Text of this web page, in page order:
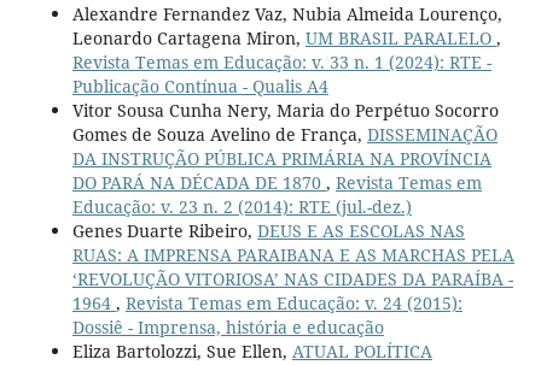
Alexandre Fernandez Vaz, Nubia Almeida Lourenço,
Leonardo Cartagena Miron, UM BRASIL PARALELO ,
Revista Temas em Educação: v. 33 n. 1 (2024): RTE -
Publicação Contínua - Qualis A4
Vitor Sousa Cunha Nery, Maria do Perpétuo Socorro
Gomes de Souza Avelino de França, DISSEMINAÇÃO
DA INSTRUÇÃO PÚBLICA PRIMÁRIA NA PROVÍNCIA
DO PARÁ NA DÉCADA DE 1870 , Revista Temas em
Educação: v. 23 n. 2 (2014): RTE (jul.-dez.)
Genes Duarte Ribeiro, DEUS E AS ESCOLAS NAS
RUAS: A IMPRENSA PARAIBANA E AS MARCHAS PELA
‘REVOLUÇÃO VITORIOSA’ NAS CIDADES DA PARAÍBA -
1964 , Revista Temas em Educação: v. 24 (2015):
Dossiê - Imprensa, história e educação
Eliza Bartolozzi, Sue Ellen, ATUAL POLÍTICA